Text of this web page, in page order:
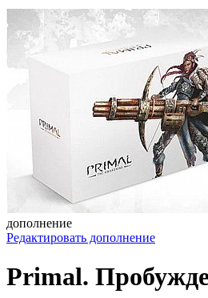
дополнение
Редактировать дополнение
Primal.